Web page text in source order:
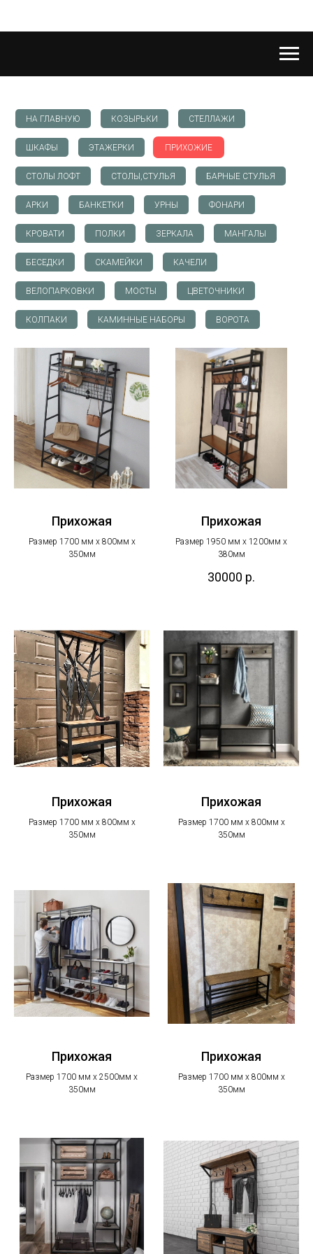
НА ГЛАВНУЮ КОЗЫРЬКИ СТЕЛЛАЖИ
ШКАФЫ ЭТАЖЕРКИ ПРИХОЖИЕ
СТОЛЫ ЛОФТ СТОЛЫ,СТУЛЬЯ БАРНЫЕ СТУЛЬЯ
АРКИ БАНКЕТКИ УРНЫ ФОНАРИ
КРОВАТИ ПОЛКИ ЗЕРКАЛА МАНГАЛЫ
БЕСЕДКИ СКАМЕЙКИ КАЧЕЛИ
ВЕЛОПАРКОВКИ МОСТЫ ЦВЕТОЧНИКИ
КОЛПАКИ КАМИННЫЕ НАБОРЫ ВОРОТА
Прихожая
Размер 1700 мм х 800мм х
350мм
Прихожая
Размер 1950 мм х 1200мм х
380мм
30000 р.
Прихожая
Размер 1700 мм х 800мм х
350мм
Прихожая
Размер 1700 мм х 800мм х
350мм
Прихожая
Размер 1700 мм х 2500мм х
350мм
Прихожая
Размер 1700 мм х 800мм х
350мм